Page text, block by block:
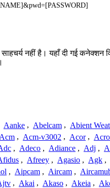
नहीं है। यहाँ दी गई कनेक्शन
Aanke , Abelcam , Abient
Acm , Acm-v3002 , Acor ,
, Adeco , Adiance , Adj ,
, Afreey , Agasio , Agk ,
, Aipcam , Aircam ,
, Akai , Akaso , Akeia ,